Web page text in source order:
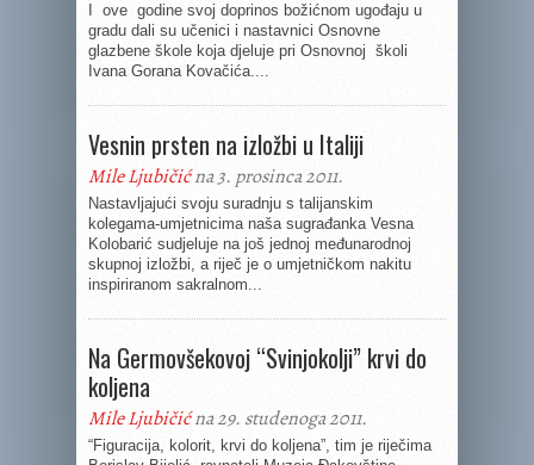
I ove godine svoj doprinos božićnom ugođaju u
gradu dali su učenici i nastavnici Osnovne
glazbene škole koja djeluje pri Osnovnoj školi
Ivana Gorana Kovačića....
Vesnin prsten na izložbi u Italiji
Mile Ljubičićna 3. prosinca 2011.
Nastavljajući svoju suradnju s talijanskim
kolegama-umjetnicima naša sugrađanka Vesna
Kolobarić sudjeluje na još jednoj međunarodnoj
skupnoj izložbi, a riječ je o umjetničkom nakitu
inspiriranom sakralnom...
Na Germovšekovoj “Svinjokolji” krvi do
koljena
Mile Ljubičićna 29. studenoga 2011.
“Figuracija, kolorit, krvi do koljena”, tim je riječima